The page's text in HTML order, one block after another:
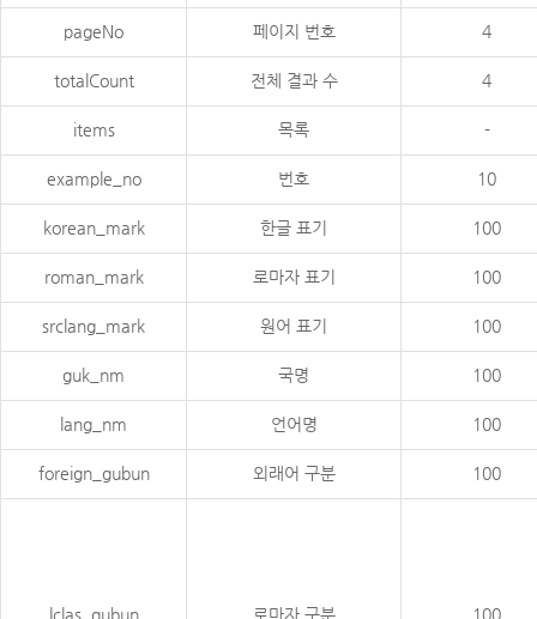
pageNo 페이지 번호 4
totalCount 전체 결과 수 4
items 목록 -
example_no 번호 10
korean_mark 한글 표기 100
roman_mark 로마자 표기 100
srclang_mark 원어 표기 100
guk_nm 국명 100
lang_nm 언어명 100
foreign_gubun 외래어 구분 100
lclas_gubun 로마자 구분 100